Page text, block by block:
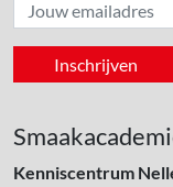
Kenniscentrum